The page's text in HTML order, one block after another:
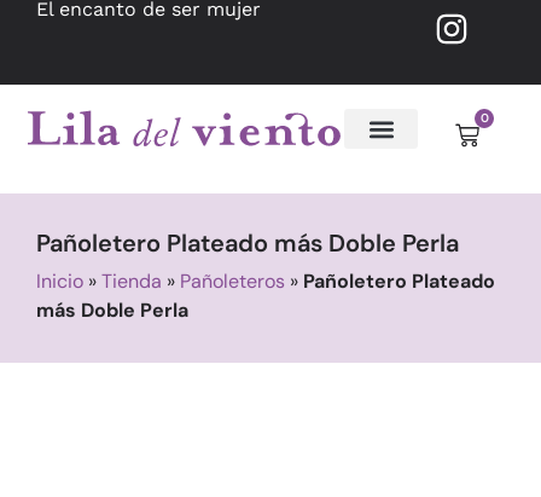
El encanto de ser mujer
0
Pañoletero Plateado más Doble Perla
Inicio »Tienda » Pañoleteros » Pañoletero Plateado
más Doble Perla